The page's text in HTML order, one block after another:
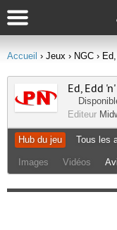
Accueil › Jeux › NGC ›
Ed, Edd
Editeur
Hub du jeu Tous les
Images Vidéos